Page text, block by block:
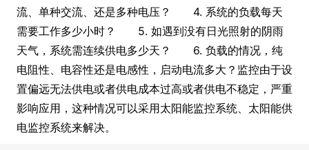
流、单种交流、还是多种电压？ 4. 系统的负载每天
需要工作多少小时？ 5. 如遇到没有日光照射的阴雨
天气，系统需连续供电多少天？ 6. 负载的情况，纯
电阻性、电容性还是电感性，启动电流多大？监控由于设
置偏远无法供电或者供电成本过高或者供电不稳定，严重
影响应用，这种情况可以采用太阳能监控系统、太阳能供
电监控系统来解决。